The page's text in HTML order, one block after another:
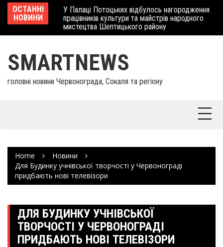
Skip
content
ОСТАННІ
НОВИНИ
У Палаці Потоцьких відбулось нагородження
працівників культури та майстрів народного
мистецтва Шептицького району
SMARTNEWS
головні новини Червонограда, Сокаля та регіону
Home
Новини
Для Будинку учнівської творчості у Червонограді
придбають нові телевізори
ДЛЯ БУДИНКУ УЧНІВСЬКОЇ
ТВОРЧОСТІ У ЧЕРВОНОГРАДІ
ПРИДБАЮТЬ НОВІ ТЕЛЕВІЗОРИ